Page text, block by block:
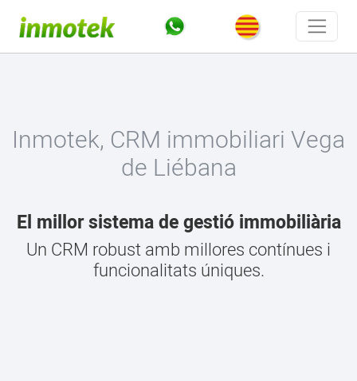
Inmotek, CRM immobiliari Vega
de Liébana
El millor sistema de gestió immobiliària
Un CRM robust amb millores contínues i
funcionalitats úniques.